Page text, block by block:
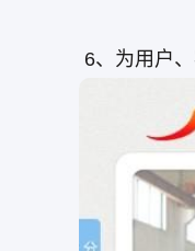
6、为用户